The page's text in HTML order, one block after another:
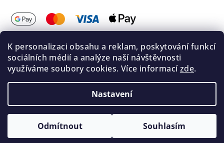
K personalizaci obsahu a reklam, poskytování funkcí
sociálních médií a analýze naší návštěvnosti
využíváme soubory cookies. Více informacízde.
Nastavení
Odmítnout Souhlasím
Intiima.cz © Všechna práva vyhrazena 2026